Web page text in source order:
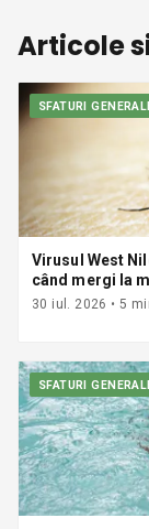
Articole
SFATURI
Virusul West
când mergi la
30 iul. 2026 •5
SFATURI